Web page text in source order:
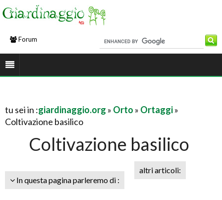
Forum
tu sei in :giardinaggio.org » Orto » Ortaggi»
Coltivazione basilico
Coltivazione basilico
In questa pagina parleremo di :
altri articoli: